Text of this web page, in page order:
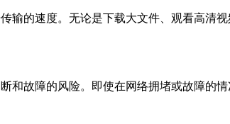
输的速度。无论是下载大文件、观看高清
和故障的风险。即使在网络拥堵或故障的